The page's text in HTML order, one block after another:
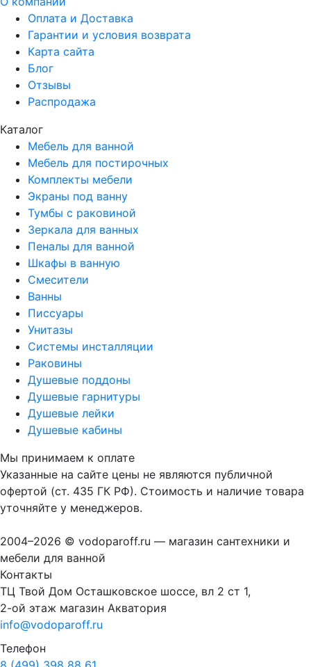
Оплата и Доставка
Гарантии и условия возврата
Карта сайта
Блог
Отзывы
Распродажа
Каталог
Мебель для ванной
Мебель для постирочных
Комплекты мебели
Экраны под ванну
Тумбы с раковиной
Зеркала для ванных
Пеналы для ванной
Шкафы в ванную
Смесители
Ванны
Писсуары
Унитазы
Системы инсталляции
Раковины
Душевые поддоны
Душевые гарнитуры
Душевые лейки
Душевые кабины
Мы принимаем к оплате
Указанные на сайте цены не являются публичной
офертой (ст. 435 ГК РФ). Стоимость и наличие товара
уточняйте у менеджеров.
2004–2026 © vodoparoff.ru — магазин сантехники и
мебели для ванной
Контакты
ТЦ Твой Дом Осташковское шоссе, вл 2 ст 1,
2-ой этаж магазин Акватория
info@vodoparoff.ru
Телефон